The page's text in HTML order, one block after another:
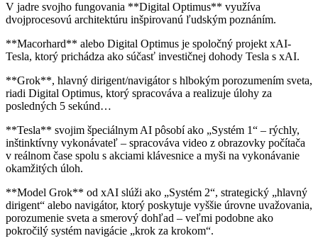
V jadre svojho fungovania **Digital Optimus** využíva
dvojprocesovú architektúru inšpirovanú ľudským poznáním.
**Macorhard** alebo Digital Optimus je spoločný projekt xAI-
Tesla, ktorý prichádza ako súčasť investičnej dohody Tesla s xAI.
**Grok**, hlavný dirigent/navigátor s hlbokým porozumením sveta,
riadi Digital Optimus, ktorý spracováva a realizuje úlohy za
posledných 5 sekúnd…
**Tesla** svojim špeciálnym AI pôsobí ako „Systém 1“ – rýchly,
inštinktívny vykonávateľ – spracováva video z obrazovky počítača
v reálnom čase spolu s akciami klávesnice a myši na vykonávanie
okamžitých úloh.
**Model Grok** od xAI slúži ako „Systém 2“, strategický „hlavný
dirigent“ alebo navigátor, ktorý poskytuje vyššie úrovne uvažovania,
porozumenie sveta a smerový dohľad – veľmi podobne ako
pokročilý systém navigácie „krok za krokom“.